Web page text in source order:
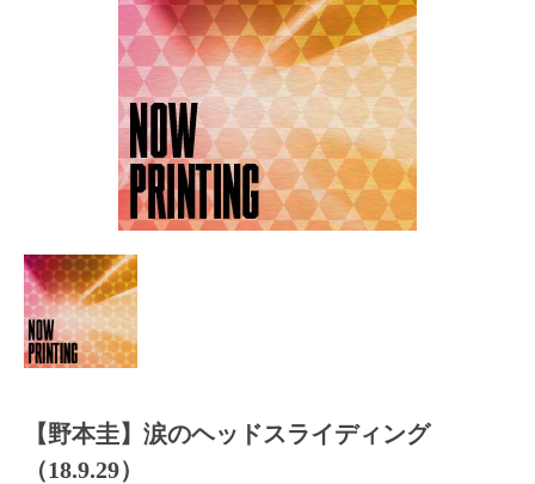
【野本圭】涙のヘッドスライディング
（18.9.29）